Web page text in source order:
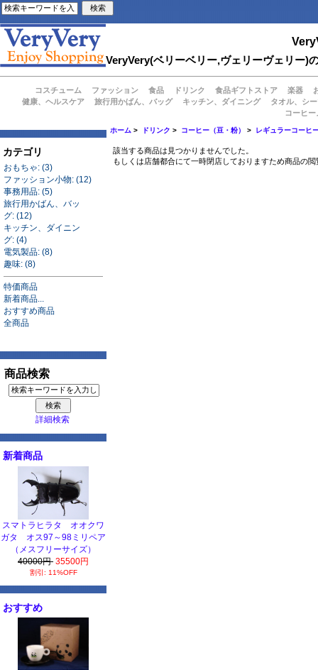
VeryVery(ベリーベリー,ヴェリーヴェリー)
コスチューム ファッション 食品 ドリンク 食品ギフトストア 楽器
健康、ヘルスケア
旅行用かばん、バッグ キッチン、ダイニング
タオル、シ
コーヒ
カテゴリ
おもちゃ: (3)
ファッション小物: (12)
事務用品: (5)
旅行用かばん、バッ
グ: (12)
キッチン、ダイニン
グ: (4)
電気製品: (8)
趣味: (8)
特価商品
新着商品...
おすすめ商品
全商品
商品検索
詳細検索
新着商品
スマトラヒラタ オオクワ
ガタ オス97～98ミリペア
（メスフリーサイズ）
40000円 35500円
割引: 11%OFF
おすすめ
ホーム > ドリンク > コーヒー（豆・粉） > レギュラーコーヒ
該当する商品は見つかりませんでした。
もしくは店舗都合にて一時閉店しておりますため商品の